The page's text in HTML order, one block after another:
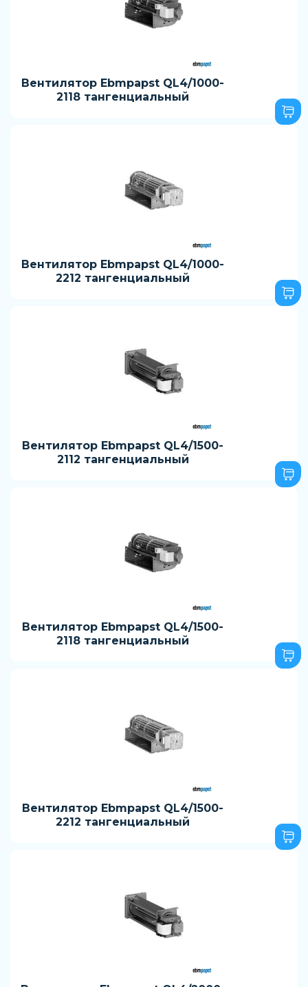
Вентилятор Ebmpapst QL4/1000-
2118 тангенциальный
Вентилятор Ebmpapst QL4/1000-
2212 тангенциальный
Вентилятор Ebmpapst QL4/1500-
2112 тангенциальный
Вентилятор Ebmpapst QL4/1500-
2118 тангенциальный
Вентилятор Ebmpapst QL4/1500-
2212 тангенциальный